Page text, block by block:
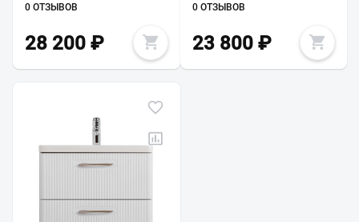
0 ОТЗЫВОВ
28 200 ₽
0 ОТЗЫВОВ
23 800₽